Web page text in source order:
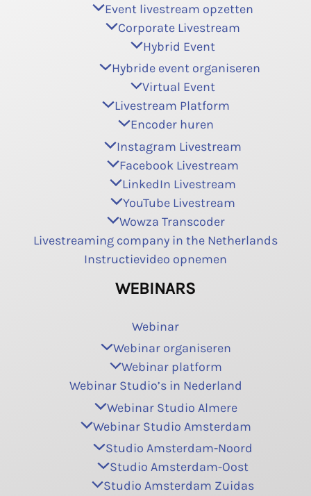
Event livestream opzetten
Corporate Livestream
Hybrid Event
Hybride event organiseren
Virtual Event
Livestream Platform
Encoder huren
Instagram Livestream
Facebook Livestream
LinkedIn Livestream
YouTube Livestream
Wowza Transcoder
Livestreaming company in the Netherlands
Instructievideo opnemen
WEBINARS
Webinar
Webinar organiseren
Webinar platform
Webinar Studio’s in Nederland
Webinar Studio Almere
Webinar Studio Amsterdam
Studio Amsterdam-Noord
Studio Amsterdam-Oost
Studio Amsterdam Zuidas